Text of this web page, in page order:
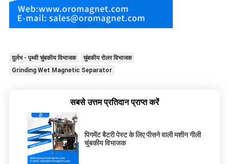
दुर्लभ - पृथ्वी चुंबकीय विभाजक
चुंबकीय रोलर विभाजक
Grinding Wet Magnetic Separator
सबसे उत्तम प्रतिदान प्राप्त करें
पिगमेंट बैटरी पेस्ट के लिए पीसने वाली मशीन गीली
चुंबकीय विभाजक